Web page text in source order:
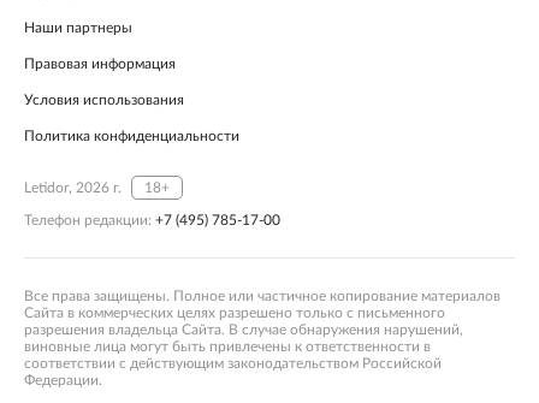
Наши партнеры
Правовая информация
Условия использования
Политика конфиденциальности
Letidor, 2026 г. 18+
Телефон редакции: +7 (495) 785-17-00
Все права защищены. Полное или частичное копирование материалов
Сайта в коммерческих целях разрешено только с письменного
разрешения владельца Сайта. В случае обнаружения нарушений,
виновные лица могут быть привлечены к ответственности в
соответствии с действующим законодательством Российской
Федерации.